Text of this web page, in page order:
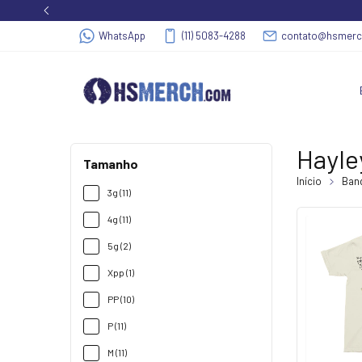
WhatsApp (11) 5083-4288
Tamanho
3g (11)
4g (11)
5g (2)
Xpp (1)
PP (10)
P (11)
M (11)
Início